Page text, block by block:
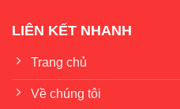
LIÊN KẾT NHANH
Trang chủ
Về chúng tôi